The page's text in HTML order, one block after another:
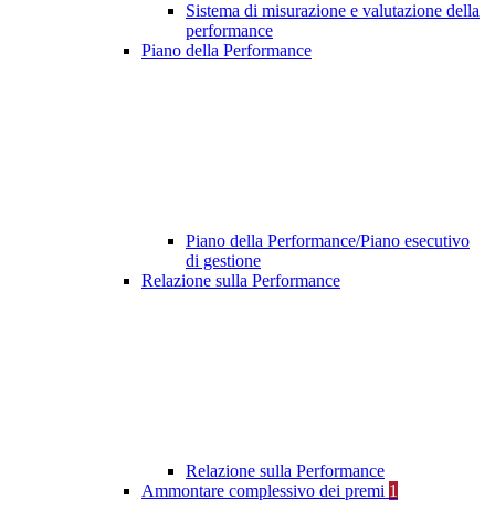
Sistema di misurazione e valutazione della
performance
Piano della Performance
Piano della Performance/Piano esecutivo
di gestione
Relazione sulla Performance
Relazione sulla Performance
Ammontare complessivo dei premi 1